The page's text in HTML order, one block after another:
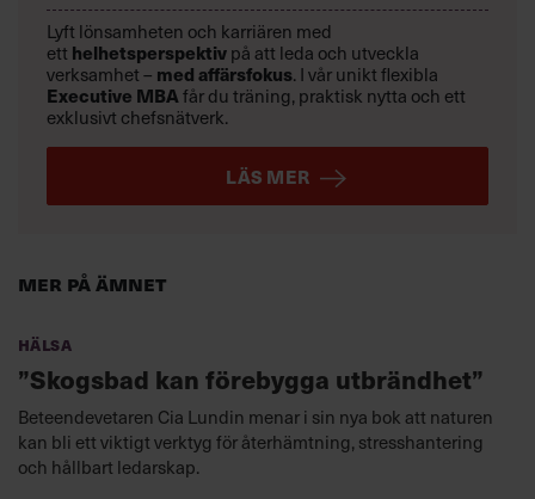
Mer på ämnet
Hälsa
”Skogsbad kan förebygga utbrändhet”
Beteendevetaren Cia Lundin menar i sin nya bok att naturen
kan bli ett viktigt verktyg för återhämtning, stresshantering
och hållbart ledarskap.
Lyft lönsamheten och karriären med
ett helhetsperspektiv på att leda och utveckla
verksamhet – med affärsfokus. I vår unikt flexibla
Executive MBAfår du träning, praktisk nytta och ett
exklusivt chefsnätverk.
LÄS MER